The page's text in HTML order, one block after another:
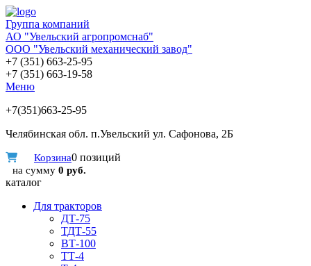
Группа компаний
АО "Увельский агропромснаб"
ООО "Увельский механический завод"
+7 (351) 663-25-95
+7 (351) 663-19-58
Меню
+7(351)663-25-95
Челябинская обл. п.Увельский ул. Сафонова, 2Б
Корзина0 позиций
на сумму 0 руб.
каталог
Для тракторов
ДТ-75
ТДТ-55
ВТ-100
ТТ-4